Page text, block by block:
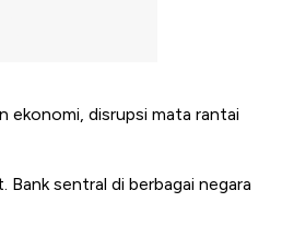
ekonomi, disrupsi mata rantai
Bank sentral di berbagai negara